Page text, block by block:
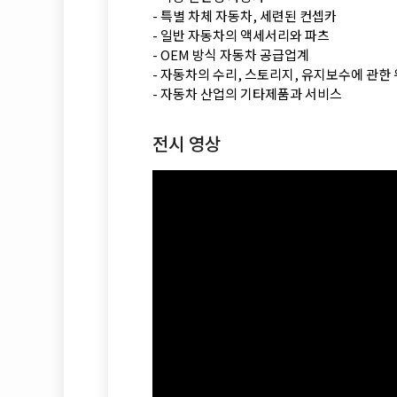
- 특별 차체 자동차, 세련된 컨셉카
- 일반 자동차의 액세서리와 파츠
- OEM 방식 자동차 공급업계
- 자동차의 수리, 스토리지, 유지보수에 관한
- 자동차 산업의 기타제품과 서비스
전시 영상